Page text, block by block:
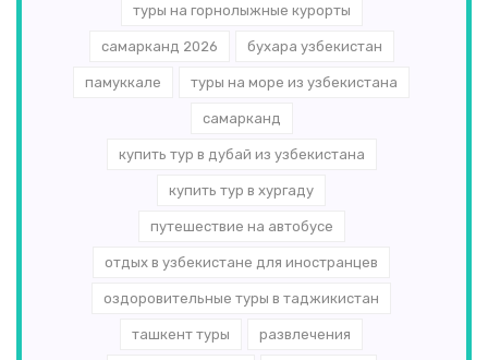
туры на горнолыжные курорты
самарканд 2026 бухара узбекистан
памуккале туры на море из узбекистана
самарканд
купить тур в дубай из узбекистана
купить тур в хургаду
путешествие на автобусе
отдых в узбекистане для иностранцев
оздоровительные туры в таджикистан
ташкент туры развлечения